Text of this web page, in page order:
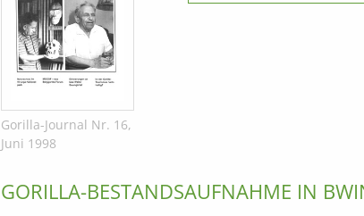
Gorilla-Journal Nr. 16,
Juni 1998
GORILLA-BESTANDSAUFNAHME IN